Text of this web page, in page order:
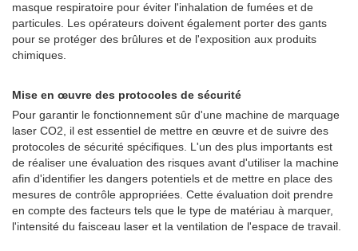
masque respiratoire pour éviter l'inhalation de fumées et de
particules. Les opérateurs doivent également porter des gants
pour se protéger des brûlures et de l'exposition aux produits
chimiques.
Mise en œuvre des protocoles de sécurité
Pour garantir le fonctionnement sûr d'une machine de marquage
laser CO2, il est essentiel de mettre en œuvre et de suivre des
protocoles de sécurité spécifiques. L'un des plus importants est
de réaliser une évaluation des risques avant d'utiliser la machine
afin d'identifier les dangers potentiels et de mettre en place des
mesures de contrôle appropriées. Cette évaluation doit prendre
en compte des facteurs tels que le type de matériau à marquer,
l'intensité du faisceau laser et la ventilation de l'espace de travail.